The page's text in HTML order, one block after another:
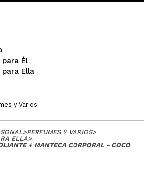
Él
Ella
y Varios
>PERFUMES Y VARIOS>
ELLA>
+ MANTECA CORPORAL - COCO